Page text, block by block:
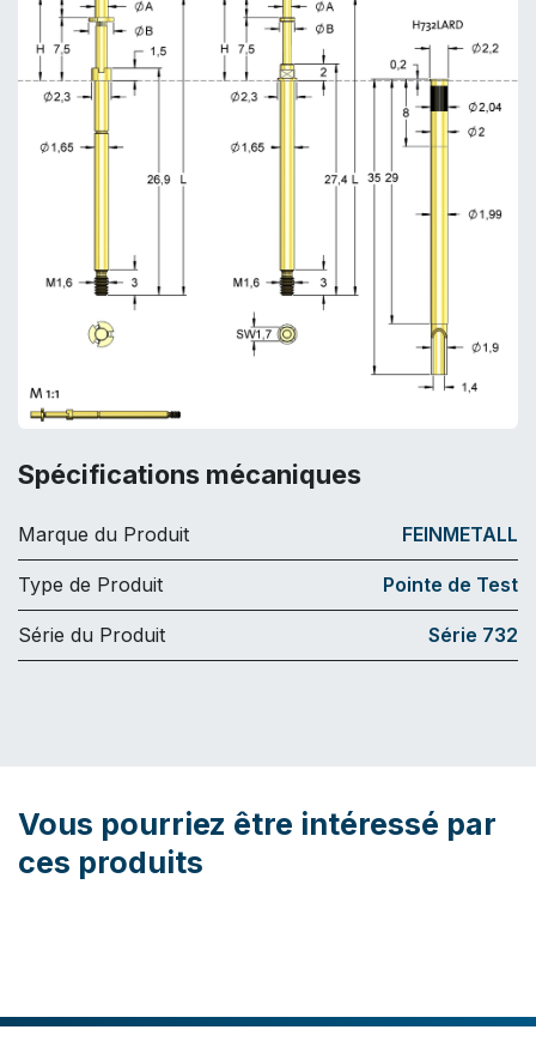
Spécifications mécaniques
Marque du Produit FEINMETALL
Type de Produit Pointe de Test
Série du Produit Série 732
Vous pourriez être intéressé par
ces produits